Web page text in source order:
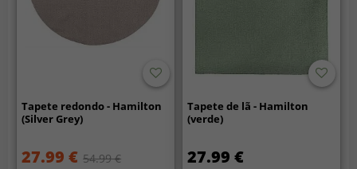
Tapete redondo - Hamilton
(Silver Grey)
27.99 € 54.99 €
Tapete de lã - Hamilton
(verde)
27.99 €